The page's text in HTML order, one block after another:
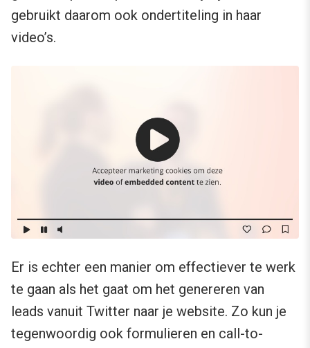
gebruikt daarom ook ondertiteling in haar
video’s.
Er is echter een manier om effectiever te werk
te gaan als het gaat om het genereren van
leads vanuit Twitter naar je website. Zo kun je
tegenwoordig ook formulieren en call-to-